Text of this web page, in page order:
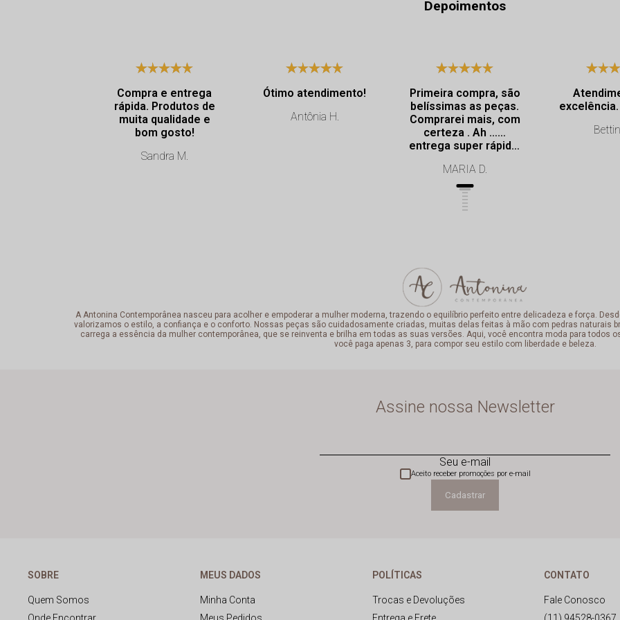
Depoimentos
Compra e entrega
rápida. Produtos de
muita qualidade e
bom gosto!
Sandra M.
Ótimo atendimento!
Antônia H.
Primeira compra, são
belíssimas as peças.
Comprarei mais, com
certeza . Ah ……
entrega super rápida.
excelência.
MARIA D.
A Antonina Contemporânea nasceu para acolher e empoderar a mulher moderna, trazendo o equilíbrio perfeito entre delicadeza e força.
valorizamos o estilo, a confiança e o conforto. Nossas peças são cuidadosamente criadas, muitas delas feitas à mão com pedras naturais
carrega a essência da mulher contemporânea, que se reinventa e brilha em todas as suas versões. Aqui, você encontra moda para todos
você paga apenas 3, para compor seu estilo com liberdade e beleza.
Assine nossa Newsletter
Seu e-mail
Cadastrar
Aceito receber promoções por e-mail
SOBRE
Quem Somos
MEUS DADOS
Minha Conta
POLÍTICAS
Trocas e Devoluções
CONTATO
Fale Conosco